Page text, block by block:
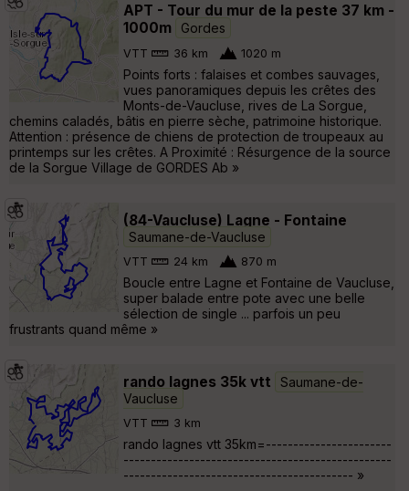
APT - Tour du mur de la peste 37 km -
1000m
Gordes
VTT 36 km 1020 m
Points forts : falaises et combes sauvages,
vues panoramiques depuis les crêtes des
Monts-de-Vaucluse, rives de La Sorgue,
chemins caladés, bâtis en pierre sèche, patrimoine historique.
Attention : présence de chiens de protection de troupeaux au
printemps sur les crêtes. A Proximité : Résurgence de la source
de la Sorgue Village de GORDES Ab »
(84-Vaucluse) Lagne - Fontaine
Saumane-de-Vaucluse
VTT 24 km 870 m
Boucle entre Lagne et Fontaine de Vaucluse,
super balade entre pote avec une belle
sélection de single ... parfois un peu
frustrants quand même »
rando lagnes 35k vtt
Saumane-de-
Vaucluse
VTT 3 km
rando lagnes vtt 35km=-----------------------
-------------------------------------------------
------------------------------------------ »